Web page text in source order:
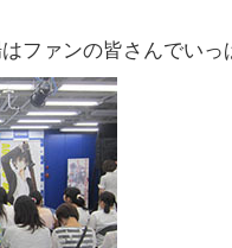
ファンの皆さんでい